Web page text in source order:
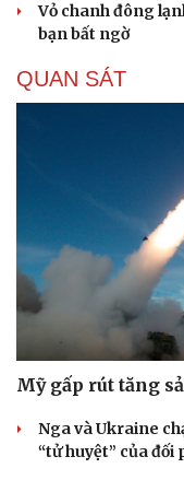
Vỏ chanh đông
bạn bất ngờ
QUAN SÁT
Mỹ gấp rút tăng
Nga và Ukraine
“tử huyệt” của đối